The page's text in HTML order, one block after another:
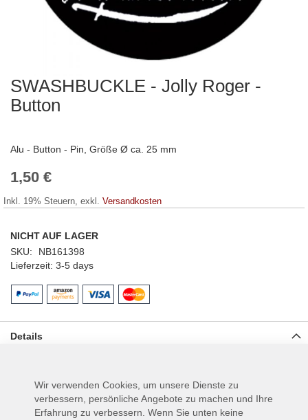
SWASHBUCKLE - Jolly Roger -
Button
Alu - Button - Pin, Größe Ø ca. 25 mm
1,50 €
Inkl. 19% Steuern, exkl. Versandkosten
NICHT AUF LAGER
SKU
NB161398
Lieferzeit 3-5 days
Zum
der
Details
Mehr Informationen
Wir verwenden Cookies, um unsere Dienste zu
verbessern, persönliche Angebote zu machen und Ihre
Erfahrung zu verbessern. Wenn Sie unten keine